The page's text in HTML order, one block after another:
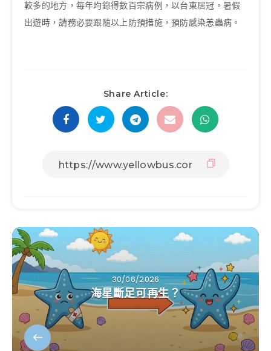
較多的地方，每年均錄得數百宗病例，以台東居冠。暑假
出遊時，請務必要跟隨以上防預措施，預防感染恙蟲病。
Share Article:
30/06/2026
海星斷足可再生？